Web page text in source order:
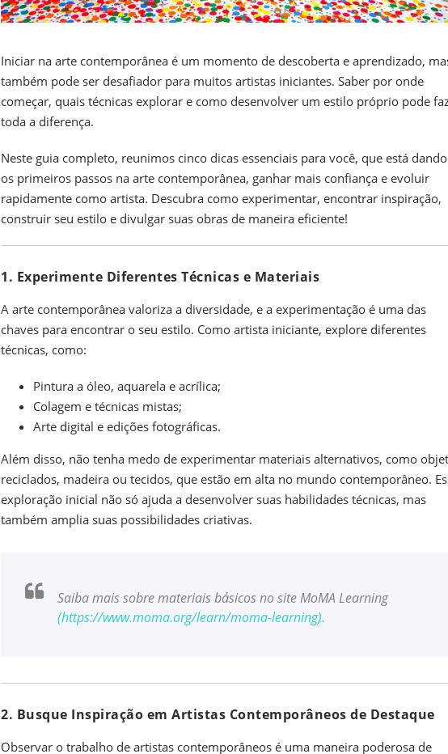
Iniciar na arte contemporânea é um momento de descoberta e aprendizado,
também pode ser desafiador para muitos artistas iniciantes. Saber por onde
começar, quais técnicas explorar e como desenvolver um estilo próprio pode
toda a diferença.
Neste guia completo, reunimos cinco dicas essenciais para você, que está dando
os primeiros passos na arte contemporânea, ganhar mais confiança e evoluir
rapidamente como artista. Descubra como experimentar, encontrar inspiração,
construir seu estilo e divulgar suas obras de maneira eficiente!
1. Experimente Diferentes Técnicas e Materiais
A arte contemporânea valoriza a diversidade, e a experimentação é uma das
chaves para encontrar o seu estilo. Como artista iniciante, explore diferentes
técnicas, como:
Pintura a óleo, aquarela e acrílica;
Colagem e técnicas mistas;
Arte digital e edições fotográficas.
Além disso, não tenha medo de experimentar materiais alternativos, como
reciclados, madeira ou tecidos, que estão em alta no mundo contemporâneo.
exploração inicial não só ajuda a desenvolver suas habilidades técnicas, mas
também amplia suas possibilidades criativas.
Saiba mais sobre materiais básicos no site MoMA Learning
(https://www.moma.org/learn/moma-learning).
2. Busque Inspiração em Artistas Contemporâneos de Destaque
Observar o trabalho de artistas contemporâneos é uma maneira poderosa de